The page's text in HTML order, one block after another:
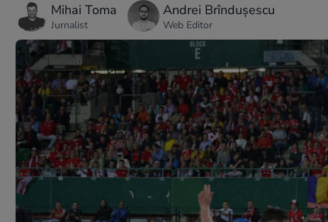
Mihai Toma
Jurnalist
Andrei Brîndușescu
Web Editor